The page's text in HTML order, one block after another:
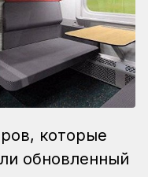
которые
обновленный